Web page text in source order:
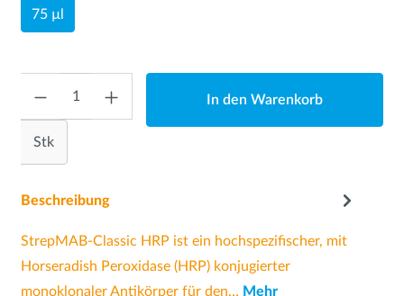
75 µl
Stk
In den Warenkorb
Beschreibung
StrepMAB-Classic HRP ist ein hochspezifischer, mit
Horseradish Peroxidase (HRP) konjugierter
monoklonaler Antikörper für den… Mehr